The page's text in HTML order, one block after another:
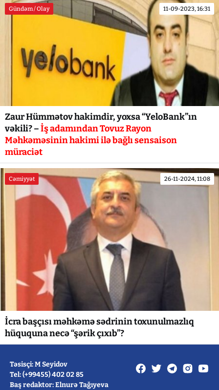
Gündəm / Olay 11-09-2023, 16:31
Zaur Hümmətov hakimdir, yoxsa “YeloBank”ın
vəkili? –İş adamından Tovuz Rayon
Məhkəməsinin hakimi ilə bağlı sensaison
müraciət
Cəmiyyət 26-11-2024, 11:08
İcra başçısı məhkəmə sədrinin toxunulmazlıq
hüququna necə “şərik çıxıb”?
Təsisçi: M Seyidov
Tel: (+99455) 402 02 85
Baş redaktor: Elnurə Tağıyeva